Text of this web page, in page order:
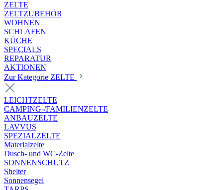
ZELTE
ZELTZUBEHÖR
WOHNEN
SCHLAFEN
KÜCHE
SPECIALS
REPARATUR
AKTIONEN
Zur Kategorie ZELTE
LEICHTZELTE
CAMPING-/FAMILIENZELTE
ANBAUZELTE
LAVVUS
SPEZIALZELTE
Materialzelte
Dusch- und WC-Zelte
SONNENSCHUTZ
Shelter
Sonnensegel